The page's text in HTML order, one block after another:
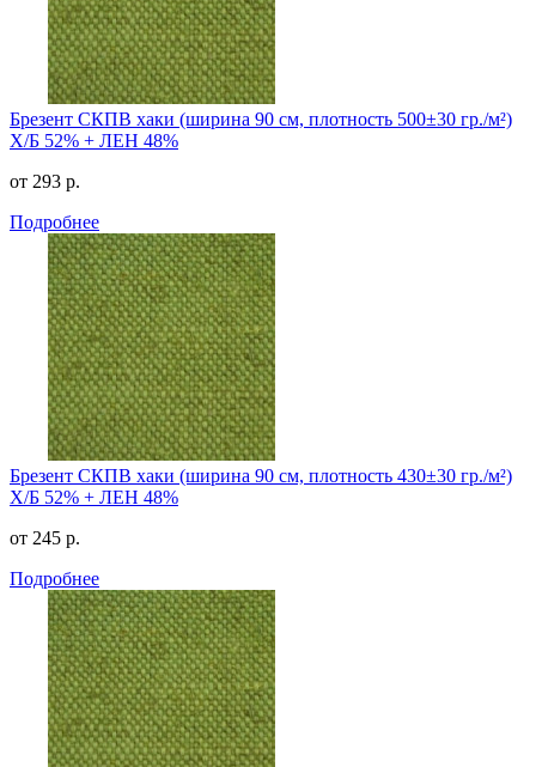
Брезент СКПВ хаки (ширина 90 см, плотность 500±30 гр./м²)
Х/Б 52% + ЛЕН 48%
от 293 р.
Подробнее
Брезент СКПВ хаки (ширина 90 см, плотность 430±30 гр./м²)
Х/Б 52% + ЛЕН 48%
от 245 р.
Подробнее